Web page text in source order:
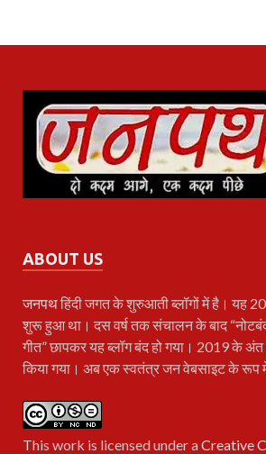
ABOUT US
जनपथहिंदी जगत के शुरुआती ब्लॉगों में है। यह
शुरू हुआ था। दस वर्ष तक संचालन के बाद
गीत” छापकर यह ब्लॉग बंद हो गया। 2019 के अंत
किया गया। अब एक स्वतंत्र जन वेबसाइट के
This work is licensed under aCreative